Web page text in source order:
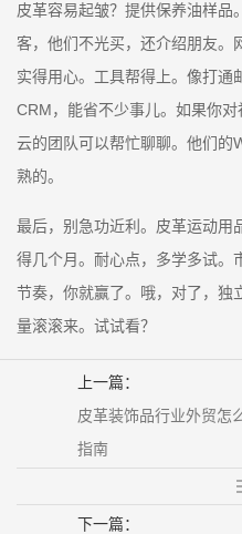
皮革容易起皱？提供保养油样品
客，他们不光买，还介绍朋友。
实得用心。工具帮得上。像打通
CRM，能省不少事儿。如果你
云的团队可以帮忙聊聊。他们的
熟的。
最后，别急功近利。皮革运动用
得几个月。耐心点，多学多试。
节奏，你就赢了。哦，对了，独
量滚滚来。试试看？
上一篇：
皮革装饰品行业外贸怎
指南
下一篇：